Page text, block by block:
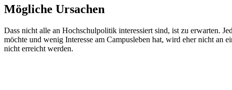
Mögliche Ursachen
Dass nicht alle an Hoch­schul­po­litik inter­es­siert sind, ist zu erwarten.
möchte und wenig Interesse am Cam­pus­leben hat, wird eher nicht an
nicht erreicht werden.